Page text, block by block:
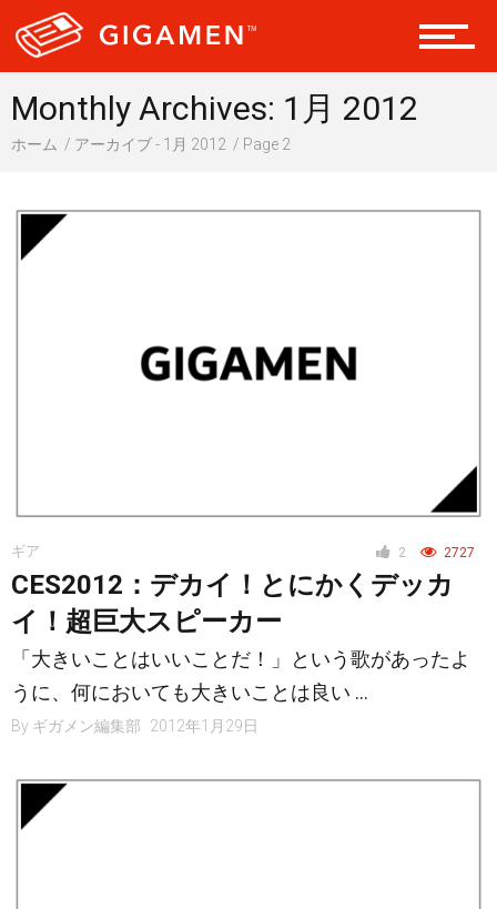
Monthly Archives: 1月 2012
ホーム アーカイブ - 1月 2012 Page 2
2 2727
ギア
CES2012：デカイ！とにかくデッカ
イ！超巨大スピーカー
「大きいことはいいことだ！」という歌があったよ
うに、何においても大きいことは良い …
By ギガメン編集部 2012年1月29日